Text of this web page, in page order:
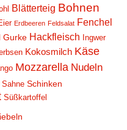
Blätterteig Bohnen
Erdbeeren Feldsalat Fenchel
Gurke Hackfleisch Ingwer
Kokosmilch Käse
Mozzarella Nudeln
Sahne Schinken
Süßkartoffel